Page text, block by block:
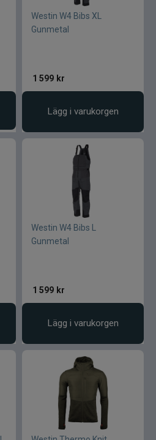
Westin W4 Bibs XL
Gunmetal
1 599 kr
Lägg i varukorgen
Westin W4 Bibs L
Gunmetal
1 599 kr
Lägg i varukorgen